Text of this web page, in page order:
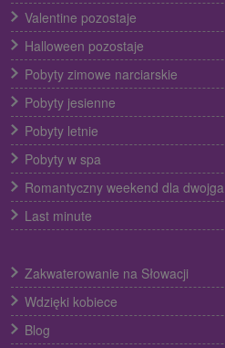
Valentine pozostaje
Halloween pozostaje
Pobyty zimowe narciarskie
Pobyty jesienne
Pobyty letnie
Pobyty w spa
Romantyczny weekend dla dwojga
Last minute
Zakwaterowanie na Słowacji
Wdzięki kobiece
Blog